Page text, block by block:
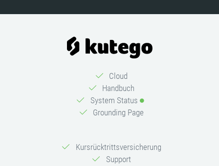
Cloud
Handbuch
System Status
Grounding Page
Kursrücktrittsversicherung
Support